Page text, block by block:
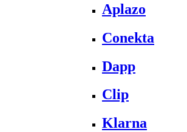
Aplazo
Conekta
Dapp
Clip
Klarna